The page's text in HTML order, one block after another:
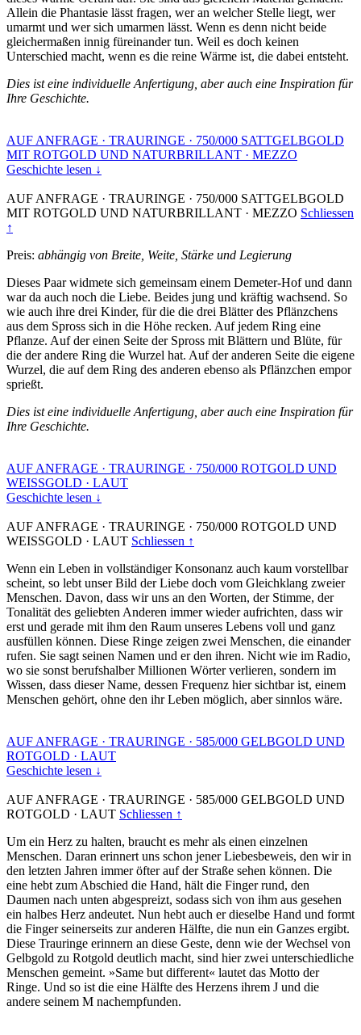
Allein die Phantasie lässt fragen, wer an welcher Stelle liegt, wer
umarmt und wer sich umarmen lässt. Wenn es denn nicht beide
gleichermaßen innig füreinander tun. Weil es doch keinen
Unterschied macht, wenn es die reine Wärme ist, die dabei entsteht.
Dies ist eine individuelle Anfertigung, aber auch eine Inspiration für
Ihre Geschichte.
AUF ANFRAGE · TRAURINGE · 750/000 SATTGELBGOLD
MIT ROTGOLD UND NATURBRILLANT · MEZZO
Geschichte lesen ↓
AUF ANFRAGE · TRAURINGE · 750/000 SATTGELBGOLD
MIT ROTGOLD UND NATURBRILLANT · MEZZO Schliessen
↑
Preis: abhängig von Breite, Weite, Stärke und Legierung
Dieses Paar widmete sich gemeinsam einem Demeter-Hof und dann
war da auch noch die Liebe. Beides jung und kräftig wachsend. So
wie auch ihre drei Kinder, für die die drei Blätter des Pflänzchens
aus dem Spross sich in die Höhe recken. Auf jedem Ring eine
Pflanze. Auf der einen Seite der Spross mit Blättern und Blüte, für
die der andere Ring die Wurzel hat. Auf der anderen Seite die eigene
Wurzel, die auf dem Ring des anderen ebenso als Pflänzchen empor
sprießt.
Dies ist eine individuelle Anfertigung, aber auch eine Inspiration für
Ihre Geschichte.
AUF ANFRAGE · TRAURINGE · 750/000 ROTGOLD UND
WEISSGOLD · LAUT
Geschichte lesen ↓
AUF ANFRAGE · TRAURINGE · 750/000 ROTGOLD UND
WEISSGOLD · LAUT Schliessen ↑
Wenn ein Leben in vollständiger Konsonanz auch kaum vorstellbar
scheint, so lebt unser Bild der Liebe doch vom Gleichklang zweier
Menschen. Davon, dass wir uns an den Worten, der Stimme, der
Tonalität des geliebten Anderen immer wieder aufrichten, dass wir
erst und gerade mit ihm den Raum unseres Lebens voll und ganz
ausfüllen können. Diese Ringe zeigen zwei Menschen, die einander
rufen. Sie sagt seinen Namen und er den ihren. Nicht wie im Radio,
wo sie sonst berufshalber Millionen Wörter verlieren, sondern im
Wissen, dass dieser Name, dessen Frequenz hier sichtbar ist, einem
Menschen gehört, ohne den ihr Leben möglich, aber sinnlos wäre.
AUF ANFRAGE · TRAURINGE · 585/000 GELBGOLD UND
ROTGOLD · LAUT
Geschichte lesen ↓
AUF ANFRAGE · TRAURINGE · 585/000 GELBGOLD UND
ROTGOLD · LAUT Schliessen ↑
Um ein Herz zu halten, braucht es mehr als einen einzelnen
Menschen. Daran erinnert uns schon jener Liebesbeweis, den wir in
den letzten Jahren immer öfter auf der Straße sehen können. Die
eine hebt zum Abschied die Hand, hält die Finger rund, den
Daumen nach unten abgespreizt, sodass sich von ihm aus gesehen
ein halbes Herz andeutet. Nun hebt auch er dieselbe Hand und formt
die Finger seinerseits zur anderen Hälfte, die nun ein Ganzes ergibt.
Diese Trauringe erinnern an diese Geste, denn wie der Wechsel von
Gelbgold zu Rotgold deutlich macht, sind hier zwei unterschiedliche
Menschen gemeint. »Same but different« lautet das Motto der
Ringe. Und so ist die eine Hälfte des Herzens ihrem J und die
andere seinem M nachempfunden.